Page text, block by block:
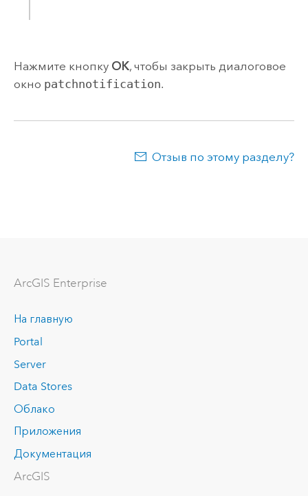
Нажмите кнопку ОК, чтобы закрыть диалоговое
окно patchnotification.
Отзыв по этому разделу?
ArcGIS Enterprise
На главную
Portal
Server
Data Stores
Облако
Приложения
Документация
ArcGIS